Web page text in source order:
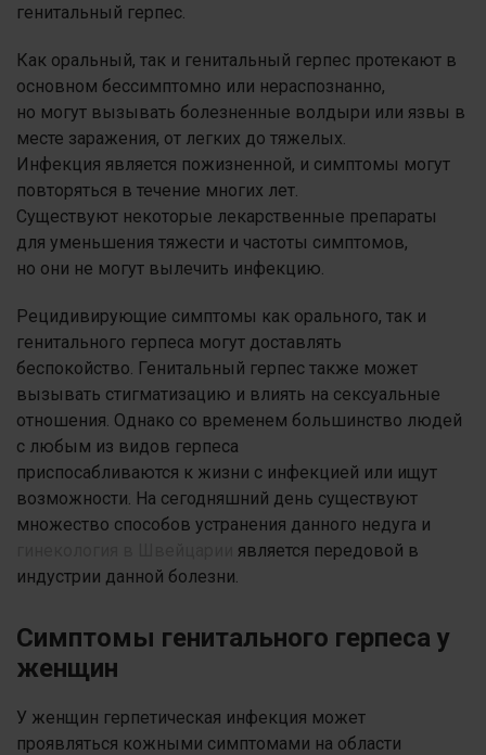
генитальный герпес.
Как оральный, так и генитальный герпес протекают в
основном бессимптомно или нераспознанно,
но могут вызывать болезненные волдыри или язвы в
месте заражения, от легких до тяжелых.
Инфекция является пожизненной, и симптомы могут
повторяться в течение многих лет.
Существуют некоторые лекарственные препараты
для уменьшения тяжести и частоты симптомов,
но они не могут вылечить инфекцию.
Рецидивирующие симптомы как орального, так и
генитального герпеса могут доставлять
беспокойство. Генитальный герпес также может
вызывать стигматизацию и влиять на сексуальные
отношения. Однако со временем большинство людей
с любым из видов герпеса
приспосабливаются к жизни с инфекцией или ищут
возможности. На сегодняшний день существуют
множество способов устранения данного недуга и
является передовой в
индустрии данной болезни.
Симптомы генитального герпеса у
женщин
У женщин герпетическая инфекция может
проявляться кожными симптомами на области